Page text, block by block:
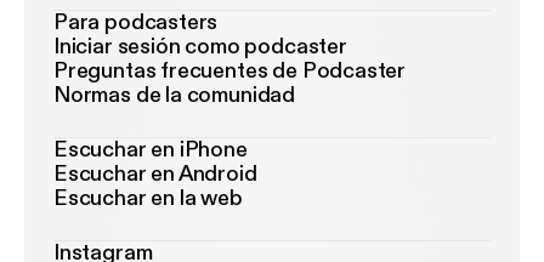
Para podcasters
Iniciar sesión como podcaster
Preguntas frecuentes de Podcaster
Normas de la comunidad
Escuchar en iPhone
Escuchar en Android
Escuchar en la web
Instagram